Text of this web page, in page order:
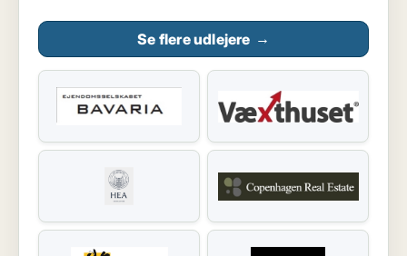
Se flere udlejere →